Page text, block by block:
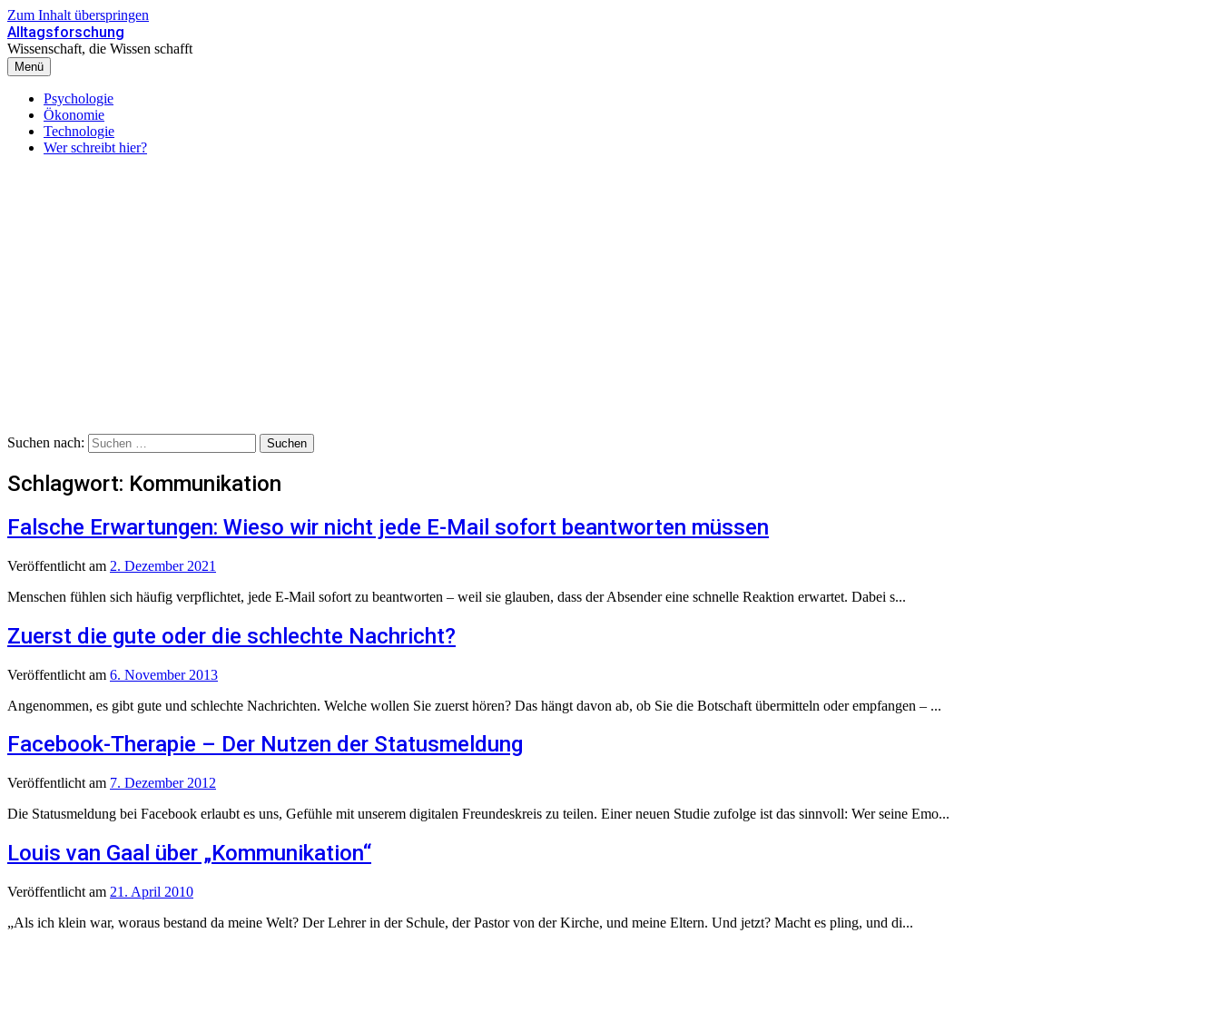
Zum Inhalt überspringen
Alltagsforschung
Wissenschaft, die Wissen schafft
Menü
Psychologie
Ökonomie
Technologie
Wer schreibt hier?
Suchen nach:
Schlagwort: Kommunikation
Falsche Erwartungen: Wieso wir nicht jede E-Mail sofort beantworten müssen
Veröffentlicht am 2. Dezember 2021
Menschen fühlen sich häufig verpflichtet, jede E-Mail sofort zu beantworten – weil sie glauben, dass der Absender eine schnelle Reaktion erwartet. Dabei s...
Zuerst die gute oder die schlechte Nachricht?
Veröffentlicht am 6. November 2013
Angenommen, es gibt gute und schlechte Nachrichten. Welche wollen Sie zuerst hören? Das hängt davon ab, ob Sie die Botschaft übermitteln oder empfangen – ...
Facebook-Therapie – Der Nutzen der Statusmeldung
Veröffentlicht am 7. Dezember 2012
Die Statusmeldung bei Facebook erlaubt es uns, Gefühle mit unserem digitalen Freundeskreis zu teilen. Einer neuen Studie zufolge ist das sinnvoll: Wer seine Emo...
Louis van Gaal über „Kommunikation“
Veröffentlicht am 21. April 2010
„Als ich klein war, woraus bestand da meine Welt? Der Lehrer in der Schule, der Pastor von der Kirche, und meine Eltern. Und jetzt? Macht es pling, und di...